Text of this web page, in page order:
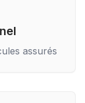
assurés